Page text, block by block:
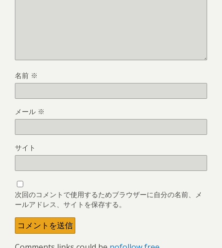
名前 ※
メール ※
サイト
次回のコメントで使用するためブラウザーに自分の名前、メ
ールアドレス、サイトを保存する。